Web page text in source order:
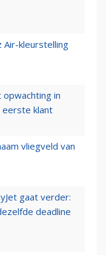
Air-kleurstelling
opwachting in
eerste klant
vliegveld van
gaat verder:
deadline